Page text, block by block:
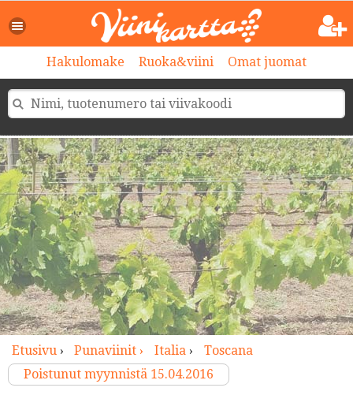
Hakulomake Ruoka&viini Omat juomat
Etusivu› Punaviinit › Italia›
Toscana
Poistunut myynnistä 15.04.2016